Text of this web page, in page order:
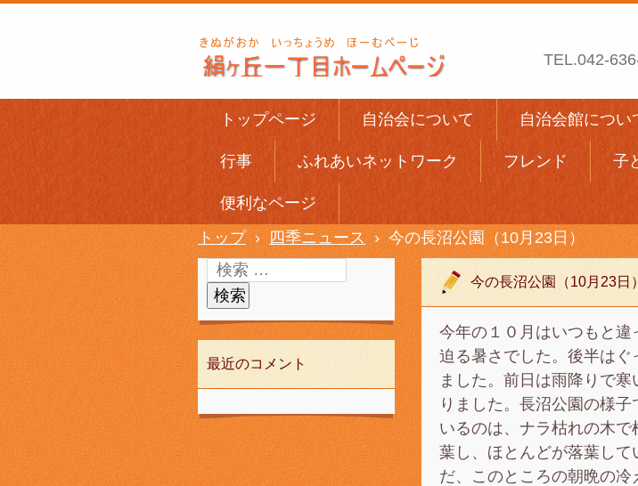
TEL.042-
トップページ 自治会について 自治会館につい
行事 ふれあいネットワーク フレンド 子
便利なページ
トップ › 四季ニュース › 今の長沼公園（10月23日）
今の長沼公園（10月23日）
今年の１０月はいつもと
迫る暑さでした。後半はぐ
ました。前日は雨降りで
りました。長沼公園の様
いるのは、ナラ枯れの木
葉し、ほとんどが落葉し
だ、このところの朝晩の冷
最近のコメント